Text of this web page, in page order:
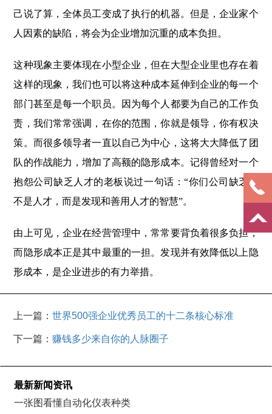
己说了算，全体员工变成了执行的机器。但是，企业家个
人因素的缺陷，将会为企业增加沉重的成本负担。
这种现象主要体现在小型企业，但在大型企业里也存在着
这样的现象，我们也可以将这种成本延伸到企业的每一个
部门甚至是每一个职员。因为每个人都要为自己的工作负
责，我们常常强调，在你的范围，你就是领导，你有权决
策。而很多领导者一直以自己为中心，这将大大降低了团
队的作战能力，增加了高额的隐形成本。记得曾经对一个
抱怨公司缺乏人才的老板说过一句话：“你们公司缺乏的
不是人才，而是发现和善用人才的智慧”。
由上可见，企业在经营管理中，常常要背负着很多负担，
而隐形成本正是其中最重的一担。发现并有效降低以上隐
形成本，是企业进步的有力举措。
上一篇：世界500强企业优秀员工的十二条核心标准
下一篇： 赚钱多少来自你的人脉圈子
最新新闻资讯
一张图看懂自动化仪表种类